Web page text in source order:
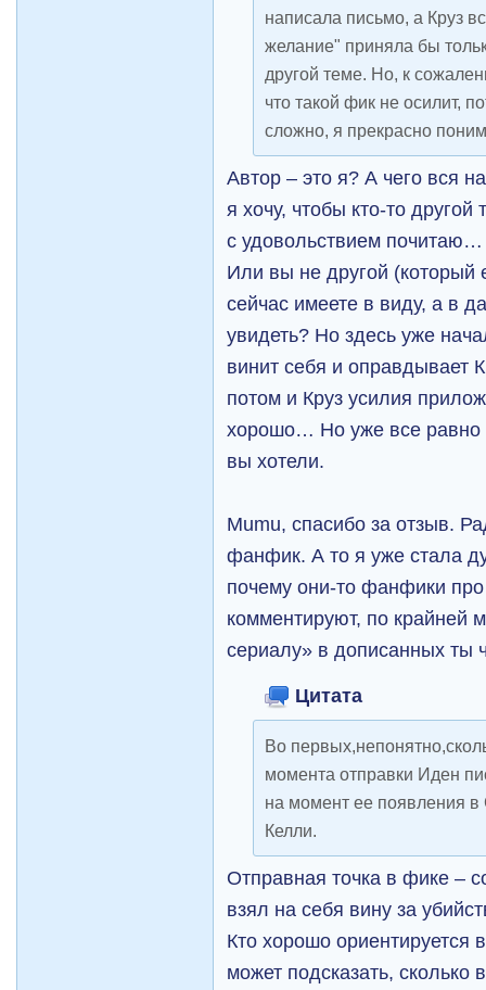
написала письмо, а Круз
желание" приняла бы
другой теме. Но, к
что такой фик не осилит,
сложно, я прекрасно
Автор – это я? А чего вся
я хочу, чтобы кто-то
с удовольствием почитаю…
Или вы не другой
сейчас имеете в виду, а в
увидеть? Но здесь уже
винит себя и оправдывает
потом и Круз усилия
хорошо… Но уже все равно
вы хотели.
Mumu, спасибо за отзыв.
фанфик. А то я уже стала
почему они-то фанфики
комментируют, по крайней
сериалу» в дописанных ты
Цитата
Во
момента отправки Иден
на момент ее появления в
Келли.
Отправная точка в фике –
взял на себя вину за
Кто хорошо ориентируется
может подсказать,